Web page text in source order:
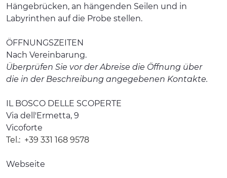
Hängebrücken, an hängenden Seilen und in
Labyrinthen auf die Probe stellen.
ÖFFNUNGSZEITEN
Nach Vereinbarung.
Überprüfen Sie vor der Abreise die Öffnung über
die in der Beschreibung angegebenen Kontakte.
IL BOSCO DELLE SCOPERTE
Via dell'Ermetta, 9
Vicoforte
Tel.: +39 331 168 9578
Webseite